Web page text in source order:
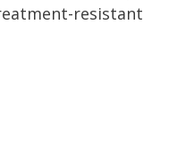
resistant